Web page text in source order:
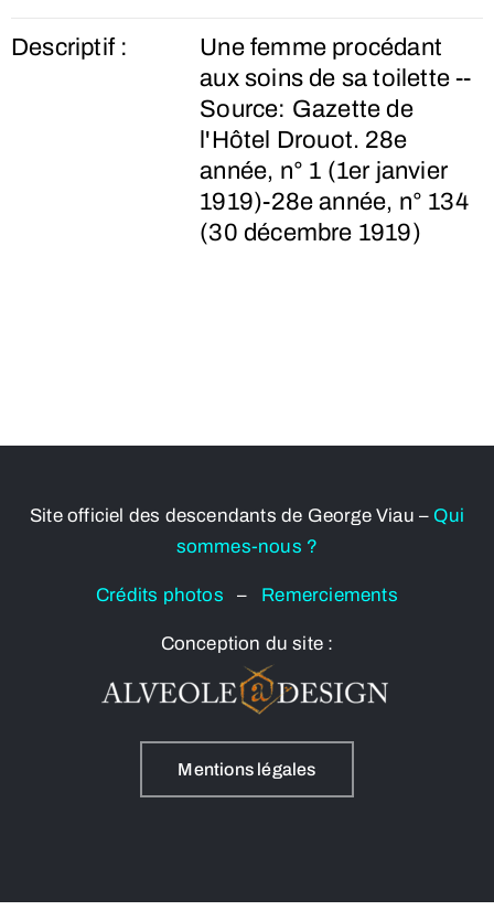
Descriptif :
Une femme procédant
aux soins de sa toilette --
Source: Gazette de
l'Hôtel Drouot. 28e
année, n° 1 (1er janvier
1919)-28e année, n° 134
(30 décembre 1919)
Site officiel des descendants de George Viau – Qui
sommes-nous ?
Crédits photos– Remerciements
Conception du site :
Mentions légales